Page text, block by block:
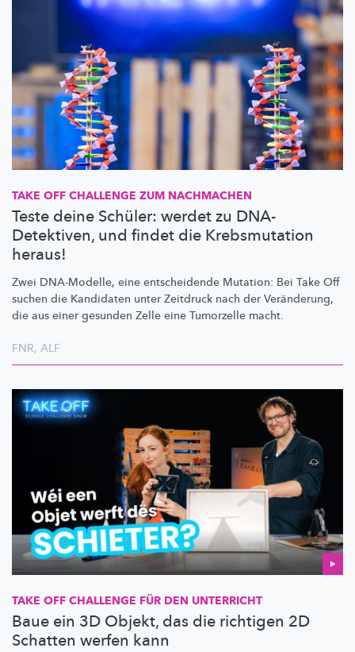
TAKE OFF CHALLENGE ZUM NACHMACHEN
Teste deine Schüler: werdet zu DNA-
Detektiven, und findet die Krebsmutation
heraus!
Zwei DNA-Modelle, eine entscheidende Mutation: Bei Take Off
suchen die Kandidaten unter Zeitdruck nach der Veränderung,
die aus einer gesunden Zelle eine Tumorzelle macht.
FNR, ALF
TAKE OFF CHALLENGE FÜR DEN UNTERRICHT
Baue ein 3D Objekt, das die richtigen 2D
Schatten werfen kann